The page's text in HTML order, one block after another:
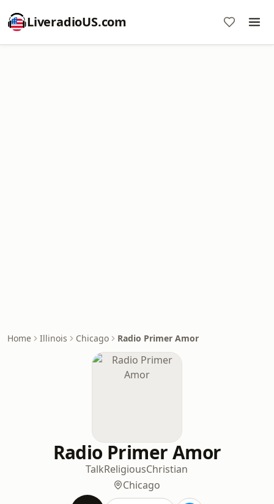
LiveradioUS.com
Home Illinois Chicago Radio Primer Amor
Radio Primer Amor
TalkReligiousChristian
Chicago